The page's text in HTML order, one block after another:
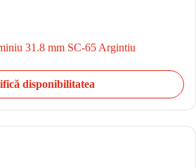
31.8 mm SC-65 Argintiu
disponibilitatea